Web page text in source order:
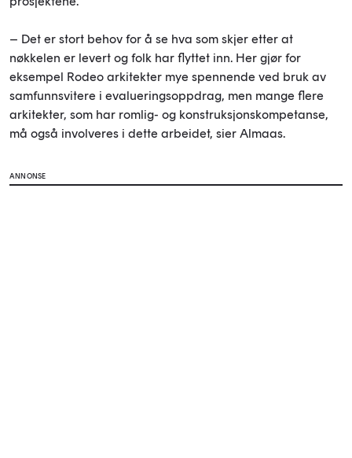
– Det er stort behov for å se hva som skjer etter at
nøkkelen er levert og folk har flyttet inn. Her gjør for
eksempel Rodeo arkitekter mye spennende ved bruk av
samfunnsvitere i evalueringsoppdrag, men mange flere
arkitekter, som har romlig- og konstruksjonskompetanse,
må også involveres i dette arbeidet, sier Almaas.
ANNONSE